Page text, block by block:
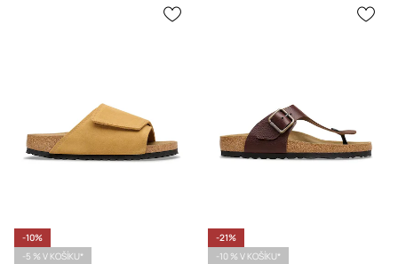
-10%
-5 % V KOŠÍKU*
-21%
-10 % V KOŠÍKU*